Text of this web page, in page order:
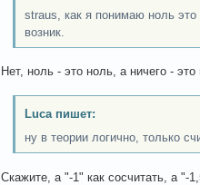
straus, как я понимаю ноль
возник.
Нет, ноль - это ноль, а ничего - это
Luca пишет:
ну в теории логично, только
Скажите, а "-1" как cосчитать, а "-